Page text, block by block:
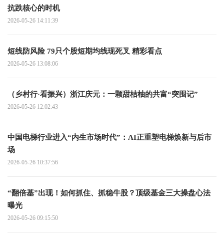
抗跌核心的时机
2026-05-26 14:11:39
短线防风险 79只个股短期均线现死叉 精彩看点
2026-05-26 13:08:06
（乡村行·看振兴）浙江庆元：一颗甜桔柚的共富“突围记”
2026-05-26 12:02:43
中国电梯行业进入“内生市场时代”：AI正重塑电梯焕新与后市
场
2026-05-26 10:37:56
“翻倍基”出现！如何抓住、抓稳牛股？顶级基金三大操盘心法
曝光
2026-05-26 09:15:50